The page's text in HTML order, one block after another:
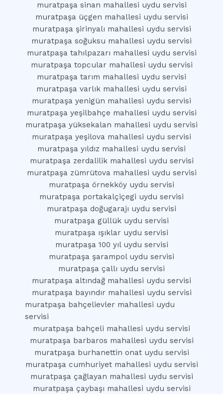
muratpaşa sinan mahallesi uydu servisi
muratpaşa üçgen mahallesi uydu servisi
muratpaşa şirinyalı mahallesi uydu servisi
muratpaşa soğuksu mahallesi uydu servisi
muratpaşa tahılpazarı mahallesi uydu servisi
muratpaşa topcular mahallesi uydu servisi
muratpaşa tarım mahallesi uydu servisi
muratpaşa varlık mahallesi uydu servisi
muratpaşa yenigün mahallesi uydu servisi
muratpaşa yeşilbahçe mahallesi uydu servisi
muratpaşa yüksekalan mahallesi uydu servisi
muratpaşa yeşilova mahallesi uydu servisi
muratpaşa yıldız mahallesi uydu servisi
muratpaşa zerdalilik mahallesi uydu servisi
muratpaşa zümrütova mahallesi uydu servisi
muratpaşa örnekköy uydu servisi
muratpaşa portakalçiçegi uydu servisi
muratpaşa doğugarajı uydu servisi
muratpaşa güllük uydu servisi
muratpaşa ışıklar uydu servisi
muratpaşa 100 yıl uydu servisi
muratpaşa şarampol uydu servisi
muratpaşa çallı uydu servisi
muratpaşa altındağ mahallesi uydu servisi
muratpaşa bayındır mahallesi uydu servisi
muratpaşa bahçelievler mahallesi uydu
servisi
muratpaşa bahçeli mahallesi uydu servisi
muratpaşa barbaros mahallesi uydu servisi
muratpaşa burhanettin onat uydu servisi
muratpaşa cumhuriyet mahallesi uydu servisi
muratpaşa çağlayan mahallesi uydu servisi
muratpaşa çaybaşı mahallesi uydu servisi